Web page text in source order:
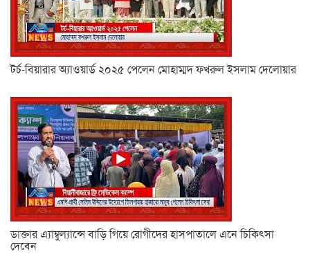
টর্চ-বিয়ারার অ্যাওয়ার্ড ২০২৫ পেলেন মোহাম্মদ ফখরুল ইসলাম দেলোয়ার
ডাক্তার এ্যাম্বুল্যান্সে বাড়ি গিয়ে রোগীদের হাসপাতালে এনে চিকিৎসা
দেবেন